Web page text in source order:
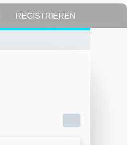
REGISTRIEREN